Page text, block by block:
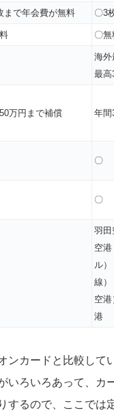
まで年会費が無料 〇3
〇無
海外
最高
万円まで補償 年間
〇
〇
羽田
空
ル
線）
空
港
ンカードと比較して
いろいろあって、カ
するので、ここでは